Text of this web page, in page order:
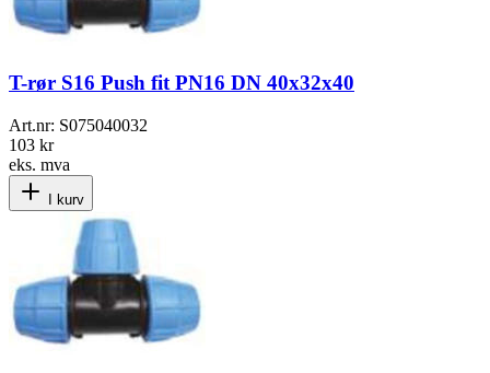
T-rør S16 Push fit PN16 DN 40x32x40
Art.nr: S075040032
103 kr
eks. mva
I kurv